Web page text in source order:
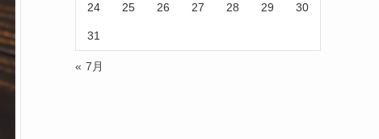
(1)
24 25 26 27 28 29 30
31
« 7月